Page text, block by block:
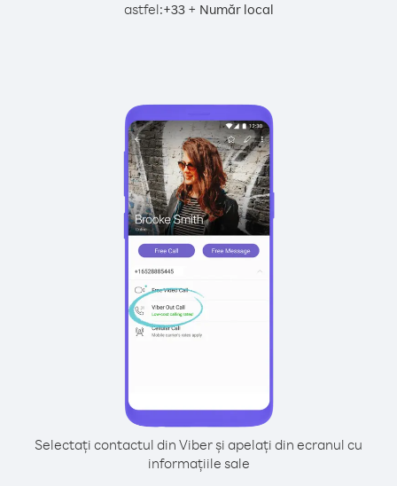
astfel:+33+ Număr local
Selectați contactul din Viber și apelați din ecranul cu
informațiile sale